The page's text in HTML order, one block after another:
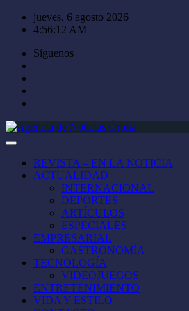
Saltar
jueves, 6 agosto 2026
4:56:13 AM
Síguenos
REVISTA – EN LA NOTICIA
ACTUALIDAD
INTERNACIONAL
DEPORTES
ARTÍCULOS
ESPECIALES
EMPRESARIAL
GASTRONOMÍA
TECNOLOGÍA
VIDEOJUEGOS
ENTRETENIMIENTO
VIDA Y ESTILO